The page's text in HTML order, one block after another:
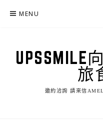
MENU
UPSSMILE
旅
邀約洽詢 請來信